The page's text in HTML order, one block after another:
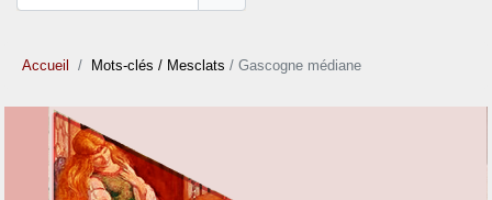
Accueil Mots-clés / Mesclats / Gascogne médiane